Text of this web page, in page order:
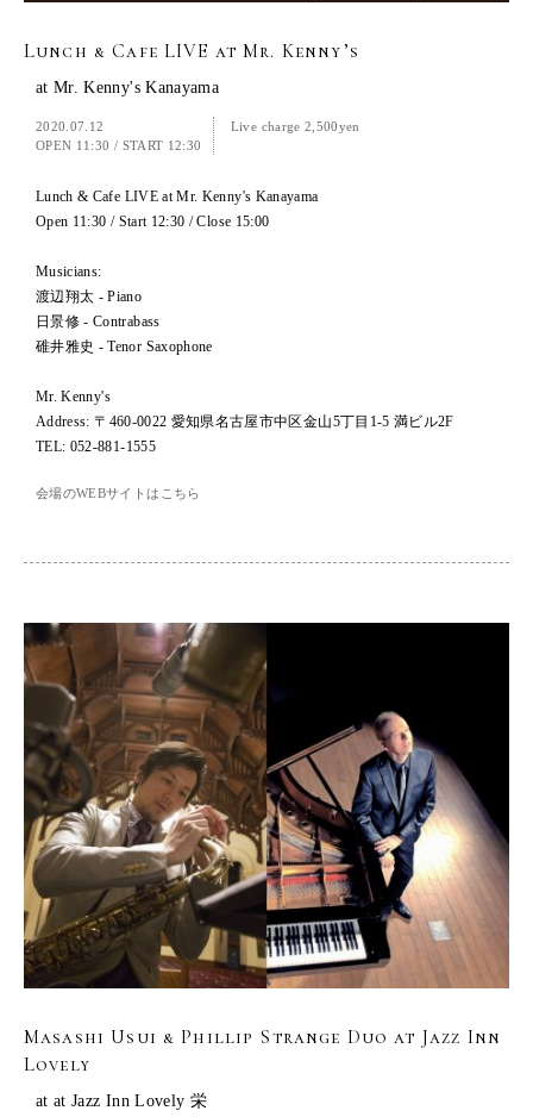
Lunch & Cafe LIVE at Mr. Kenny’s
at Mr. Kenny's Kanayama
2020.07.12
OPEN 11:30 / START 12:30
Live charge 2,500yen
Lunch & Cafe LIVE at Mr. Kenny's Kanayama
Open 11:30 / Start 12:30 / Close 15:00
Musicians:
渡辺翔太 - Piano
日景修 - Contrabass
碓井雅史 - Tenor Saxophone
Mr. Kenny's
Address: 〒460-0022 愛知県名古屋市中区金山5丁目1-5 満ビル2F
TEL: 052-881-1555
会場のWEBサイトはこちら
Masashi Usui & Phillip Strange Duo at Jazz Inn
Lovely
at at Jazz Inn Lovely 栄